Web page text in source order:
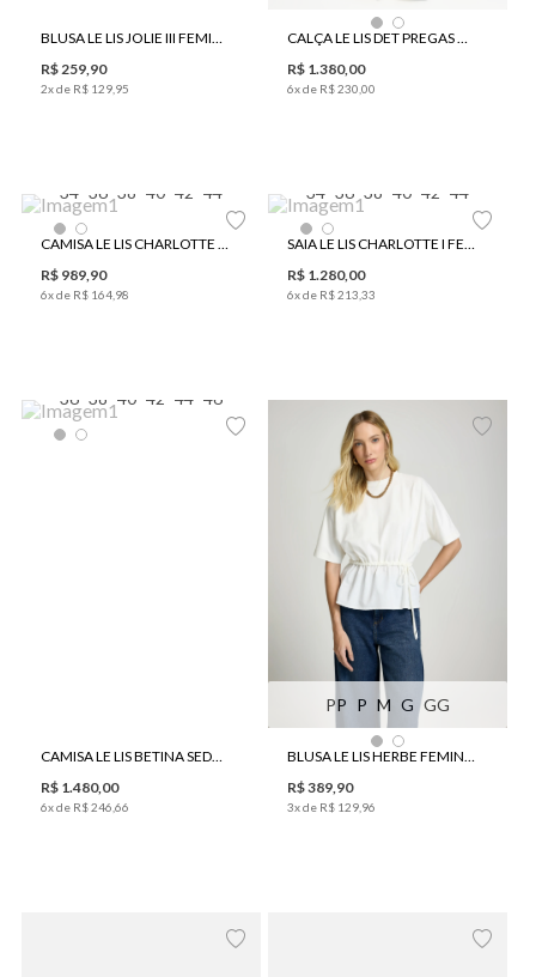
BLUSA LE LIS JOLIE III FEMININA
R$259,90
2x de R$ 129 95
CALÇA LE LIS DET PREGAS CLAUDIA FEMININA
R$ 1.380,00
6x de R$230 00
34 36 38 40 42 44
CAMISA LE LIS CHARLOTTE I FEMININA
R$ 989,90
6x de R$ 164 98
34 36 38 40 42 44
SAIA LE LIS CHARLOTTE I FEMININA
R$ 1.280,00
6x de R$213 33
36 38 40 42 44 46
CAMISA LE LIS BETINA SEDA FEMININA
R$ 1.480, 00
6x de R$246 66
PP P M G GG
BLUSA LE LIS HERBE FEMININA
R$389 90
3x de R$ 129 96